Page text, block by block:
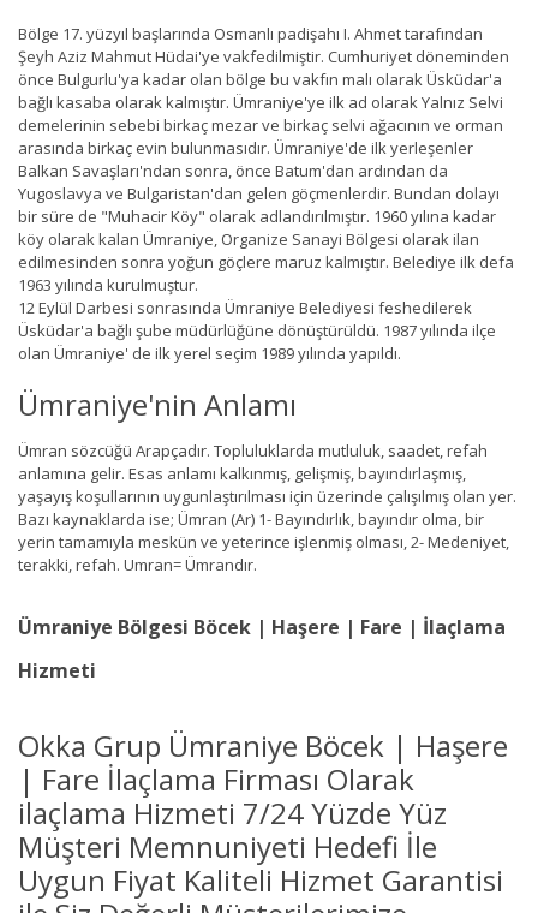
Bölge 17. yüzyıl başlarında Osmanlı padişahı I. Ahmet tarafından
Şeyh Aziz Mahmut Hüdai'ye vakfedilmiştir. Cumhuriyet döneminden
önce Bulgurlu'ya kadar olan bölge bu vakfın malı olarak Üsküdar'a
bağlı kasaba olarak kalmıştır. Ümraniye'ye ilk ad olarak Yalnız Selvi
demelerinin sebebi birkaç mezar ve birkaç selvi ağacının ve orman
arasında birkaç evin bulunmasıdır. Ümraniye'de ilk yerleşenler
Balkan Savaşları'ndan sonra, önce Batum'dan ardından da
Yugoslavya ve Bulgaristan'dan gelen göçmenlerdir. Bundan dolayı
bir süre de "Muhacir Köy" olarak adlandırılmıştır. 1960 yılına kadar
köy olarak kalan Ümraniye, Organize Sanayi Bölgesi olarak ilan
edilmesinden sonra yoğun göçlere maruz kalmıştır. Belediye ilk defa
1963 yılında kurulmuştur.
12 Eylül Darbesi sonrasında Ümraniye Belediyesi feshedilerek
Üsküdar'a bağlı şube müdürlüğüne dönüştürüldü. 1987 yılında ilçe
olan Ümraniye' de ilk yerel seçim 1989 yılında yapıldı.
Ümraniye'nin Anlamı
Ümran sözcüğü Arapçadır. Topluluklarda mutluluk, saadet, refah
anlamına gelir. Esas anlamı kalkınmış, gelişmiş, bayındırlaşmış,
yaşayış koşullarının uygunlaştırılması için üzerinde çalışılmış olan yer.
Bazı kaynaklarda ise; Ümran (Ar) 1- Bayındırlık, bayındır olma, bir
yerin tamamıyla meskün ve yeterince işlenmiş olması, 2- Medeniyet,
terakki, refah. Umran= Ümrandır.
Ümraniye Bölgesi Böcek | Haşere | Fare | İlaçlama
Hizmeti
Okka Grup Ümraniye Böcek | Haşere
| Fare İlaçlama Firması Olarak
ilaçlama Hizmeti 7/24 Yüzde Yüz
Müşteri Memnuniyeti Hedefi İle
Uygun Fiyat Kaliteli Hizmet Garantisi